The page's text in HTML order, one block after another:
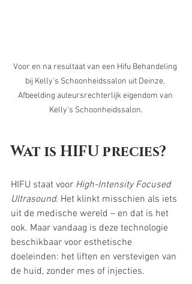
Voor en na resultaat van een Hifu Behandeling
bij Kelly's Schoonheidssalon uit Deinze.
Afbeelding auteursrechterlijk eigendom van
Kelly's Schoonheidssalon.
Wat is HIFU precies?
HIFU staat voor High-Intensity Focused
Ultrasound. Het klinkt misschien als iets
uit de medische wereld – en dat is het
ook. Maar vandaag is deze technologie
beschikbaar voor esthetische
doeleinden: het liften en verstevigen van
de huid, zonder mes of injecties.